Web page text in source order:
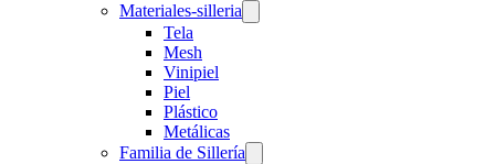
Materiales-silleria
Tela
Mesh
Vinipiel
Piel
Plástico
Metálicas
Familia de Sillería